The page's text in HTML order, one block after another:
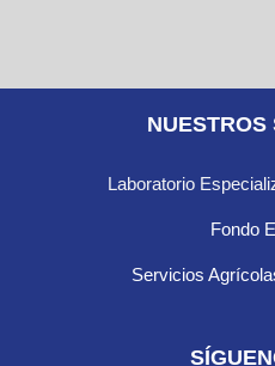
NUESTROS
Laboratorio
Fondo
Servicios